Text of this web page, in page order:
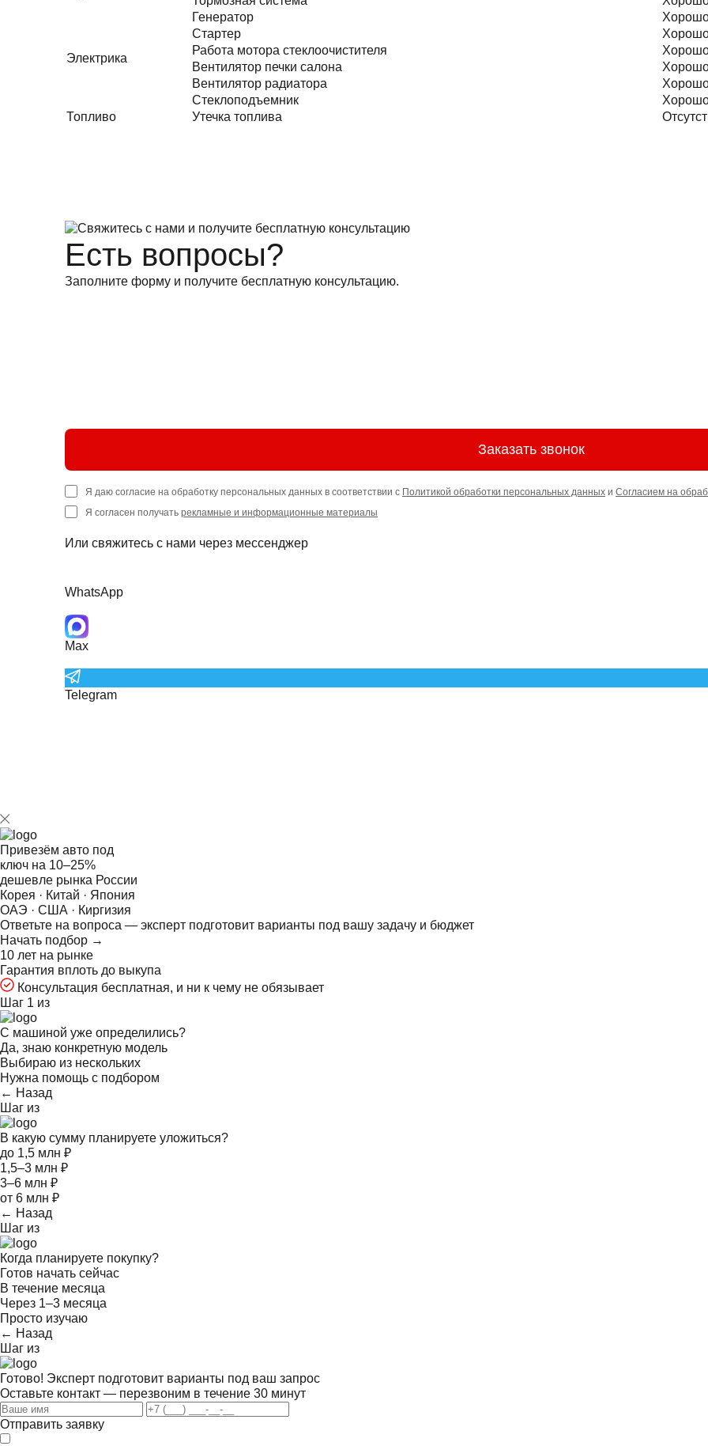
Электрика
Генератор
Стартер
Работа мотора стеклоочистителя
Вентилятор печки салона
Вентилятор радиатора
Стеклоподъемник
Топливо
Утечка топлива
Есть вопросы?
Заполните форму и получите бесплатную консультацию.
Заказать звонок
Я даю согласие на обработку персональных данных в соответствии с Политикой обработки персональных данных и Согласием на
Я согласен получать рекламные и информационные материалы
Или свяжитесь с нами через мессенджер
WhatsApp
Max
Telegram
Привезём авто под
ключ на 10–25%
дешевле рынка России
Корея · Китай · Япония
ОАЭ · США · Киргизия
Ответьте на вопроса — эксперт подготовит варианты под вашу задачу и бюджет
Начать подбор →
10 лет на рынке
Гарантия вплоть до выкупа
Консультация бесплатная, и ни к чему не обязывает
Шаг 1 из
С машиной уже определились?
Да, знаю конкретную модель
Выбираю из нескольких
Нужна помощь с подбором
← Назад
Шаг из
В какую сумму планируете уложиться?
до 1,5 млн ₽
1,5–3 млн ₽
3–6 млн ₽
от 6 млн ₽
← Назад
Шаг из
Когда планируете покупку?
Готов начать сейчас
В течение месяца
Через 1–3 месяца
Просто изучаю
← Назад
Шаг из
Готово! Эксперт подготовит варианты под ваш запрос
Оставьте контакт — перезвоним в течение 30 минут
Отправить заявку